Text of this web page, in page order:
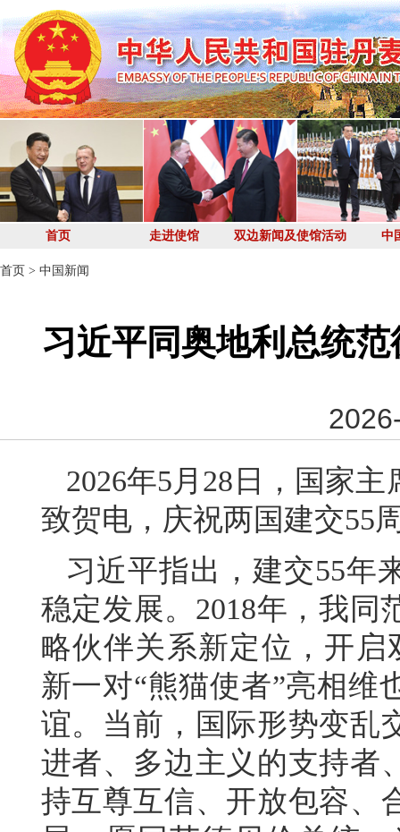
首页 走进使馆 双边新闻及使馆活动 中
首页 > 中国新闻
习近平同奥地利总统
2026年5月28日，国家
致贺电，庆祝两国建交55
习近平指出，建交55年
稳定发展。2018年，我同
略伙伴关系新定位，开
新一对“熊猫使者”亮相维
谊。当前，国际形势变乱
进者、多边主义的支持者
持互尊互信、开放包容、